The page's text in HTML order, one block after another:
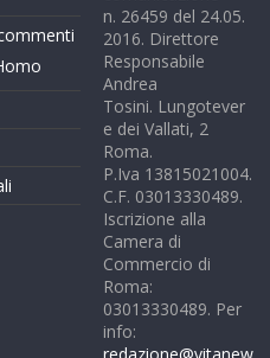
n. 26459 del 24.05.
2016. Direttore
Responsabile
Andrea
Tosini. Lungotever
e dei Vallati, 2
Roma.
P.Iva 13815021004.
C.F. 03013330489.
Iscrizione alla
Camera di
Commercio di
Roma:
03013330489. Per
info:
redazione@vitanew